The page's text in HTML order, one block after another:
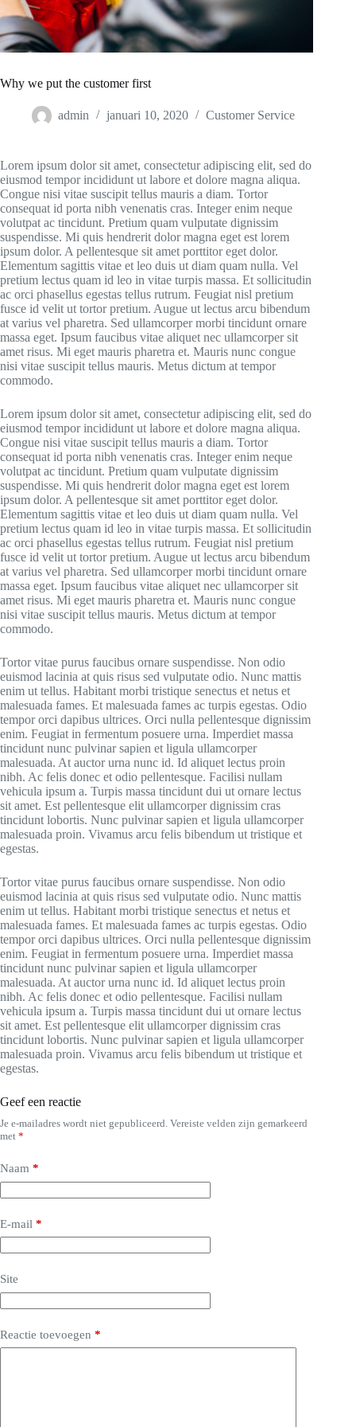
Why we put the customer first
admin januari 10, 2020 Customer Service
Lorem ipsum dolor sit amet, consectetur adipiscing elit, sed do
eiusmod tempor incididunt ut labore et dolore magna aliqua.
Congue nisi vitae suscipit tellus mauris a diam. Tortor
consequat id porta nibh venenatis cras. Integer enim neque
volutpat ac tincidunt. Pretium quam vulputate dignissim
suspendisse. Mi quis hendrerit dolor magna eget est lorem
ipsum dolor. A pellentesque sit amet porttitor eget dolor.
Elementum sagittis vitae et leo duis ut diam quam nulla. Vel
pretium lectus quam id leo in vitae turpis massa. Et sollicitudin
ac orci phasellus egestas tellus rutrum. Feugiat nisl pretium
fusce id velit ut tortor pretium. Augue ut lectus arcu bibendum
at varius vel pharetra. Sed ullamcorper morbi tincidunt ornare
massa eget. Ipsum faucibus vitae aliquet nec ullamcorper sit
amet risus. Mi eget mauris pharetra et. Mauris nunc congue
nisi vitae suscipit tellus mauris. Metus dictum at tempor
commodo.
Lorem ipsum dolor sit amet, consectetur adipiscing elit, sed do
eiusmod tempor incididunt ut labore et dolore magna aliqua.
Congue nisi vitae suscipit tellus mauris a diam. Tortor
consequat id porta nibh venenatis cras. Integer enim neque
volutpat ac tincidunt. Pretium quam vulputate dignissim
suspendisse. Mi quis hendrerit dolor magna eget est lorem
ipsum dolor. A pellentesque sit amet porttitor eget dolor.
Elementum sagittis vitae et leo duis ut diam quam nulla. Vel
pretium lectus quam id leo in vitae turpis massa. Et sollicitudin
ac orci phasellus egestas tellus rutrum. Feugiat nisl pretium
fusce id velit ut tortor pretium. Augue ut lectus arcu bibendum
at varius vel pharetra. Sed ullamcorper morbi tincidunt ornare
massa eget. Ipsum faucibus vitae aliquet nec ullamcorper sit
amet risus. Mi eget mauris pharetra et. Mauris nunc congue
nisi vitae suscipit tellus mauris. Metus dictum at tempor
commodo.
Tortor vitae purus faucibus ornare suspendisse. Non odio
euismod lacinia at quis risus sed vulputate odio. Nunc mattis
enim ut tellus. Habitant morbi tristique senectus et netus et
malesuada fames. Et malesuada fames ac turpis egestas. Odio
tempor orci dapibus ultrices. Orci nulla pellentesque dignissim
enim. Feugiat in fermentum posuere urna. Imperdiet massa
tincidunt nunc pulvinar sapien et ligula ullamcorper
malesuada. At auctor urna nunc id. Id aliquet lectus proin
nibh. Ac felis donec et odio pellentesque. Facilisi nullam
vehicula ipsum a. Turpis massa tincidunt dui ut ornare lectus
sit amet. Est pellentesque elit ullamcorper dignissim cras
tincidunt lobortis. Nunc pulvinar sapien et ligula ullamcorper
malesuada proin. Vivamus arcu felis bibendum ut tristique et
egestas.
Tortor vitae purus faucibus ornare suspendisse. Non odio
euismod lacinia at quis risus sed vulputate odio. Nunc mattis
enim ut tellus. Habitant morbi tristique senectus et netus et
malesuada fames. Et malesuada fames ac turpis egestas. Odio
tempor orci dapibus ultrices. Orci nulla pellentesque dignissim
enim. Feugiat in fermentum posuere urna. Imperdiet massa
tincidunt nunc pulvinar sapien et ligula ullamcorper
malesuada. At auctor urna nunc id. Id aliquet lectus proin
nibh. Ac felis donec et odio pellentesque. Facilisi nullam
vehicula ipsum a. Turpis massa tincidunt dui ut ornare lectus
sit amet. Est pellentesque elit ullamcorper dignissim cras
tincidunt lobortis. Nunc pulvinar sapien et ligula ullamcorper
malesuada proin. Vivamus arcu felis bibendum ut tristique et
egestas.
Geef een reactie
Je e-mailadres wordt niet gepubliceerd. Vereiste velden zijn gemarkeerd
met *
Naam *
E-mail *
Site
Reactie toevoegen *